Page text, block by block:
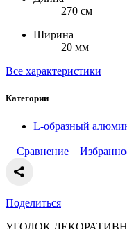
270 см
Ширина
20 мм
Все характеристики
Категории
L-образный
Сравнение
Поделиться
УГОЛОК